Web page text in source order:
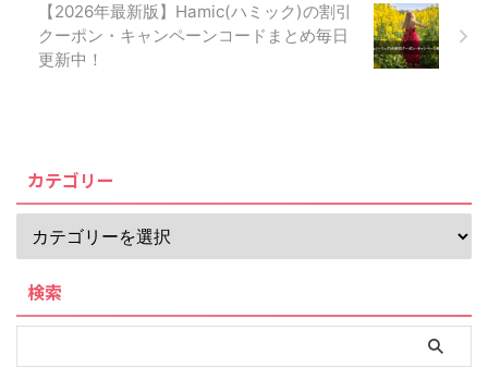
【2026年最新版】Hamic(ハミック)の割引
クーポン・キャンペーンコードまとめ毎日
更新中！
カテゴリー
検索